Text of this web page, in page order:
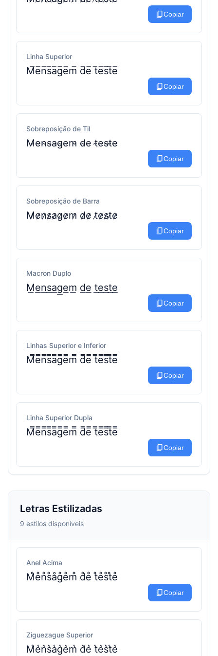
content_copyCopiar
Linha Superior
M̅e̅n̅s̅a̅g̅e̅m̅ d̅e̅ t̅e̅s̅t̅e̅
content_copyCopiar
Sobreposição de Til
M̴e̴n̴s̴a̴g̴e̴m̴ d̴e̴ t̴e̴s̴t̴e̴
content_copyCopiar
Sobreposição de Barra
M̷e̷n̷s̷a̷g̷e̷m̷ d̷e̷ t̷e̷s̷t̷e̷
content_copyCopiar
Macron Duplo
M͟e͟n͟s͟a͟g͟e͟m͟ d͟e͟ t͟e͟s͟t͟e͟
content_copyCopiar
Linhas Superior e Inferior
M̿e̿n̿s̿a̿g̿e̿m̿ d̿e̿ t̿e̿s̿t̿e̿
content_copyCopiar
Linha Superior Dupla
M̿e̿n̿s̿a̿g̿e̿m̿ d̿e̿ t̿e̿s̿t̿e̿
content_copyCopiar
Letras Estilizadas
9 estilos disponíveis
Anel Acima
M̊e̊n̊s̊åg̊e̊m̊ d̊e̊ t̊e̊s̊t̊e̊
content_copyCopiar
Ziguezague Superior
M͛e͛n͛s͛a͛g͛e͛m͛ d͛e͛ t͛e͛s͛t͛e͛